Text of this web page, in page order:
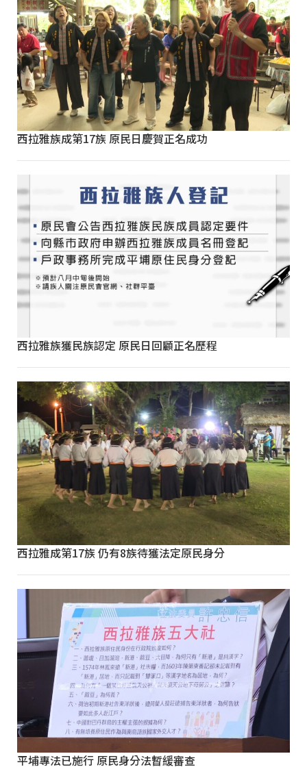
西拉雅族成第17族 原民日慶賀正名成功
西拉雅族獲民族認定 原民日回顧正名歷程
西拉雅成第17族 仍有8族待獲法定原民身分
平埔專法已施行 原民身分法暫緩審查